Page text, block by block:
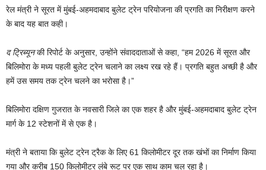
रेल मंत्री ने सूरत में मुंबई-अहमदाबाद बुलेट ट्रेन परियोजना की प्रगति का निरीक्षण करने
के बाद यह बात कही।
द ट्रिब्यूनकी रिपोर्ट के अनुसार, उन्होंने संवाददाताओं से कहा, “हम 2026 में सूरत और
बिलिमोरा के मध्य पहली बुलेट ट्रेन चलाने का लक्ष्य रख रहे हैं। प्रगति बहुत अच्छी है और
हमें उस समय तक ट्रेन चलने का भरोसा है।”
बिलिमोरा दक्षिण गुजरात के नवसारी जिले का एक शहर है और मुंबई-अहमदाबाद बुलेट ट्रेन
मार्ग के 12 स्टेशनों में से एक है।
मंत्री ने बताया कि बुलेट ट्रेन ट्रैक के लिए 61 किलोमीटर दूर तक खंभों का निर्माण किया
गया और करीब 150 किलोमीटर लंबे रूट पर एक साथ काम चल रहा है।